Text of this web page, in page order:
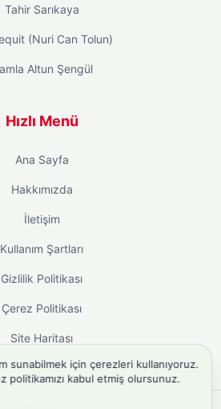
Tahir Sarıkaya
(Nuri Can Tolun)
Altun Şengül
Hızlı Menü
Ana Sayfa
Hakkımızda
İletişim
Kullanım Şartları
Gizlilik Politikası
Çerez Politikası
Site Haritası
sunabilmek için çerezleri kullanıyoruz.
politikamızı kabul etmiş olursunuz.